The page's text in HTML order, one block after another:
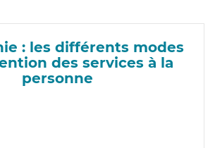
: les différents modes
des services à la
personne